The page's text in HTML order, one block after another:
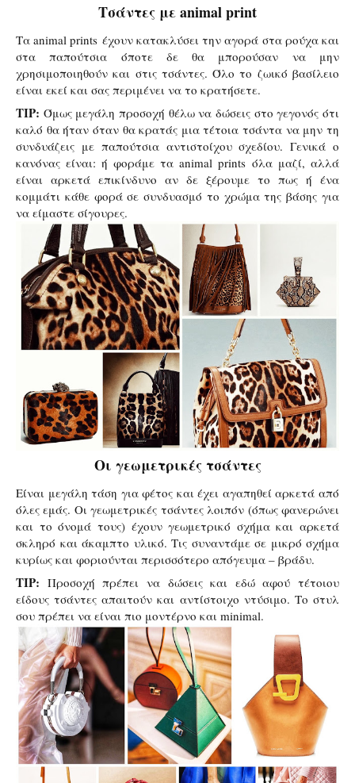
Τσάντες με animal print
Τα animal prints έχουν κατακλύσει την αγορά στα ρούχα και
στα παπούτσια όποτε δε θα μπορούσαν να μην
χρησιμοποιηθούν και στις τσάντες. Όλο το ζωικό βασίλειο
είναι εκεί και σας περιμένει να το κρατήσετε.
TIP: Όμως μεγάλη προσοχή θέλω να δώσεις στο γεγονός ότι
καλό θα ήταν όταν θα κρατάς μια τέτοια τσάντα να μην τη
συνδυάζεις με παπούτσια αντιστοίχου σχεδίου. Γενικά ο
κανόνας είναι: ή φοράμε ταanimal printsόλα μαζί, αλλά
είναι αρκετά επικίνδυνο αν δε ξέρουμε το πως ή ένα
κομμάτι κάθε φορά σε συνδυασμό το χρώμα της βάσης για
να είμαστε σίγουρες.
Οι γεωμετρικές τσάντες
Είναι μεγάλη τάση για φέτος και έχει αγαπηθεί αρκετά από
όλες εμάς. Οι γεωμετρικές τσάντες λοιπόν (όπως φανερώνει
και το όνομά τους) έχουν γεωμετρικό σχήμα και αρκετά
σκληρό και άκαμπτο υλικό. Τις συναντάμε σε μικρό σχήμα
κυρίως και φοριούνται περισσότερο απόγευμα – βράδυ.
TIP: Προσοχή πρέπει να δώσεις και εδώ αφού τέτοιου
είδους τσάντες απαιτούν και αντίστοιχο ντύσιμο. Το στυλ
σου πρέπει να είναι πιο μοντέρνο και minimal.